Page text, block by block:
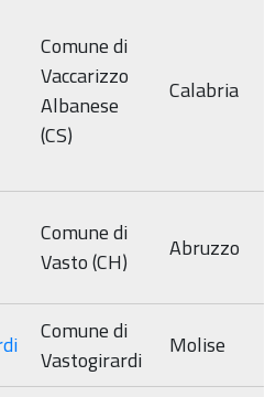
Comune di
Vaccarizzo
Albanese
(CS)
Calabria
Comune di
Vasto (CH)
Abruzzo
Comune di
Vastogirardi
Molise